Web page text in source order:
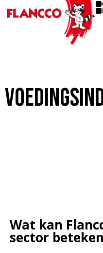
Wat kan
sector